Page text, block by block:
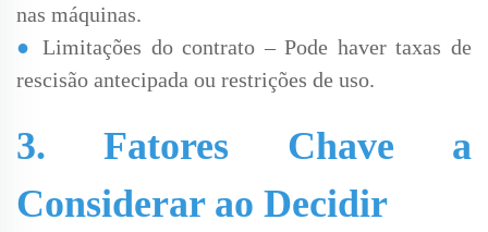
nas máquinas.
● Limitações do contrato – Pode haver taxas de
rescisão antecipada ou restrições de uso.
3. Fatores Chave a
Considerar ao Decidir